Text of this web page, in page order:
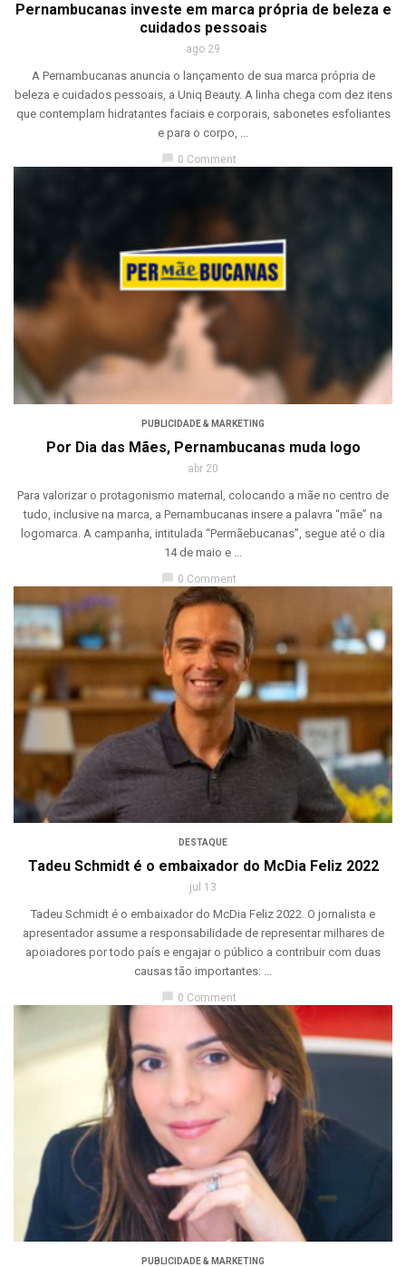
Pernambucanas investe em marca própria de beleza e
cuidados pessoais
ago 29
A Pernambucanas anuncia o lançamento de sua marca própria de
beleza e cuidados pessoais, a Uniq Beauty. A linha chega com dez itens
que contemplam hidratantes faciais e corporais, sabonetes esfoliantes
e para o corpo, ...
chat_bubble 0 Comment
PUBLICIDADE & MARKETING
Por Dia das Mães, Pernambucanas muda logo
abr 20
Para valorizar o protagonismo maternal, colocando a mãe no centro de
tudo, inclusive na marca, a Pernambucanas insere a palavra “mãe” na
logomarca. A campanha, intitulada “Permãebucanas”, segue até o dia
14 de maio e ...
0 Comment
DESTAQUE
Tadeu Schmidt é o embaixador do McDia Feliz 2022
jul 13
Tadeu Schmidt é o embaixador do McDia Feliz 2022. O jornalista e
apresentador assume a responsabilidade de representar milhares de
apoiadores por todo país e engajar o público a contribuir com duas
causas tão importantes: ...
chat_bubble 0 Comment
PUBLICIDADE & MARKETING